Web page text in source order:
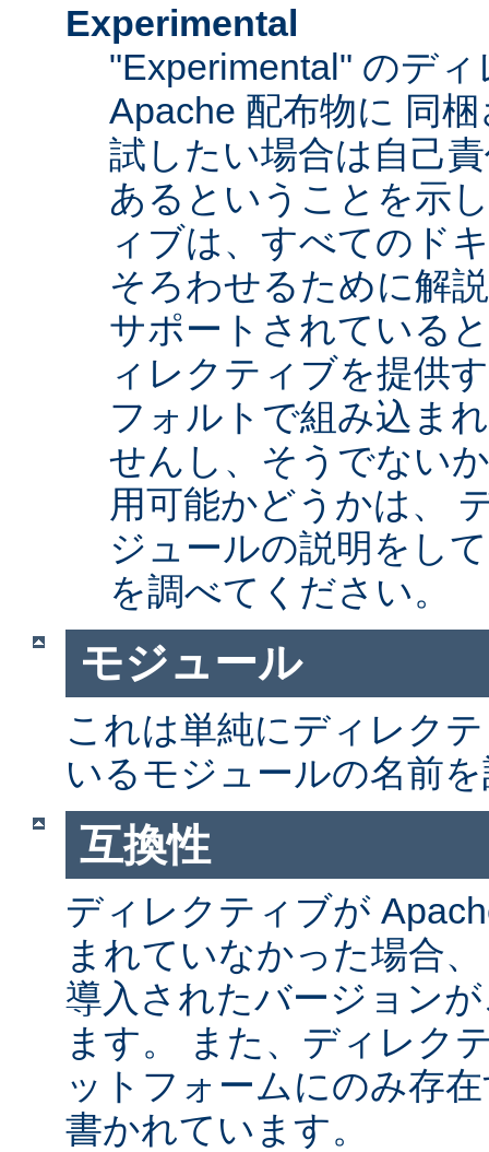
Experimental
"Experimental" のデ
Apache 配布物に 同
試したい場合は自己
あるということを示
ィブは、すべてのド
そろわせるために解
サポートされている
ィレクティブを提供
フォルトで組み込ま
せんし、そうでない
用可能かどうかは、
ジュールの説明をし
を調べてください。
モジュール
これは単純にディレク
いるモジュールの名前
互換性
ディレクティブが
まれていなかった場合
導入されたバージョン
ます。 また、ディレク
ットフォームにのみ存
書かれています。